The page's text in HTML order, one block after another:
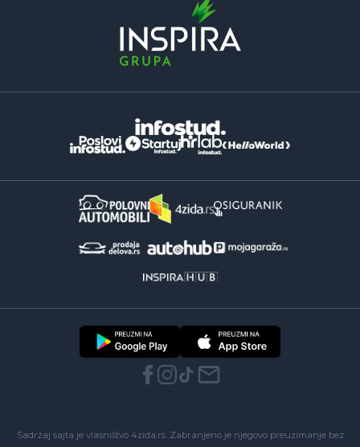
Sadržaj sajta je vlasništvo 4zida.rs. Zabranjeno je njegovo preuzimanje bez